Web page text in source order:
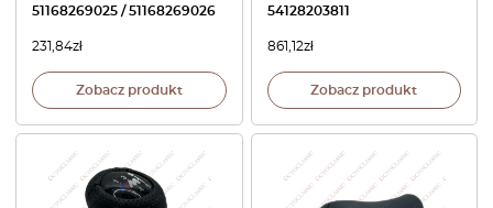
51168269025 / 51168269026
231,84zł
Zobacz produkt
54128203811
861,12zł
Zobacz produkt